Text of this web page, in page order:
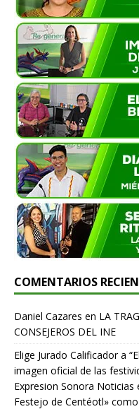
COMENTARIOS
Daniel Cazares en LA
CONSEJEROS DEL INE
Elige Jurado Calificador a
imagen oficial de las
Expresion Sonora Noticias
Festejo de Centéotl»